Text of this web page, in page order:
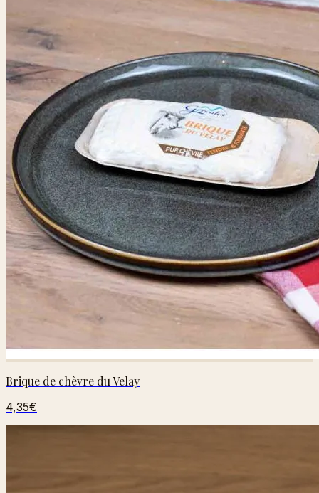
Brique de chèvre du Velay
4,35€